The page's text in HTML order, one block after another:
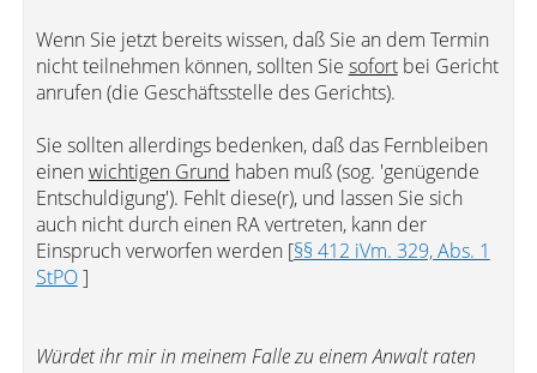
Wenn Sie jetzt bereits wissen, daß Sie an dem Termin
nicht teilnehmen können, sollten Sie sofortbei Gericht
anrufen (die Geschäftsstelle des Gerichts).
Sie sollten allerdings bedenken, daß das Fernbleiben
einenwichtigen Grund haben muß (sog. 'genügende
Entschuldigung'). Fehlt diese(r), und lassen Sie sich
auch nicht durch einen RA vertreten, kann der
Einspruch verworfen werden [§§ 412 iVm. 329, Abs. 1
StPO]
Würdet ihr mir in meinem Falle zu einem Anwalt raten